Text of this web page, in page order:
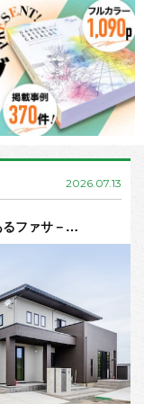
2026.07.13
るファサ－…